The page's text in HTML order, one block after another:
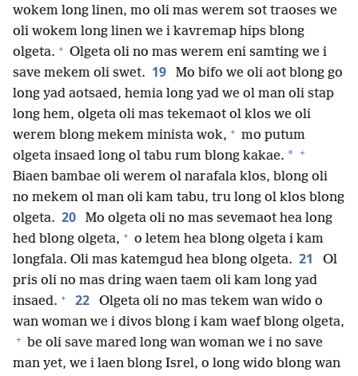
wokem long linen, mo oli mas werem sot traoses we
oli wokem long linen we i kavremap hips blong
olgeta. + Olgeta oli no mas werem eni samting we i
save mekem oli swet. 19
Mo bifo we oli aot blong go
long yad aotsaed, hemia long yad we ol man oli stap
long hem, olgeta oli mas tekemaot ol klos we oli
werem blong mekem minista wok, + mo putum
olgeta insaed long ol tabu rum blong kakae. * +
Biaen bambae oli werem ol narafala klos, blong oli
no mekem ol man oli kam tabu, tru long ol klos blong
olgeta. 20
Mo olgeta oli no mas sevemaot hea long
hed blong olgeta, + o letem hea blong olgeta i kam
longfala. Oli mas katemgud hea blong olgeta. 21
Ol
pris oli no mas dring waen taem oli kam long yad
insaed. + 22
Olgeta oli no mas tekem wan wido o
wan woman we i divos blong i kam waef blong olgeta,
+ be oli save mared long wan woman we i no save
man yet, we i laen blong Isrel, o long wido blong wan